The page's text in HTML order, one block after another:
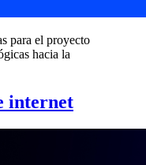
para el proyecto
hacia la
internet